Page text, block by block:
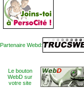
Partenaire Webd:
Le bouton
WebD sur
votre site